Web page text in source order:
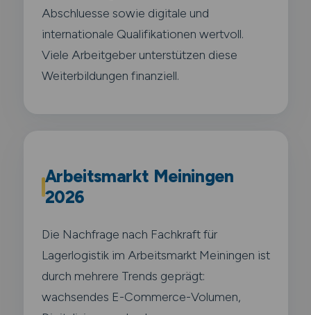
Abschluesse sowie digitale und
internationale Qualifikationen wertvoll.
Viele Arbeitgeber unterstützen diese
Weiterbildungen finanziell.
Arbeitsmarkt Meiningen
2026
Die Nachfrage nach Fachkraft für
Lagerlogistik im Arbeitsmarkt Meiningen ist
durch mehrere Trends geprägt:
wachsendes E-Commerce-Volumen,